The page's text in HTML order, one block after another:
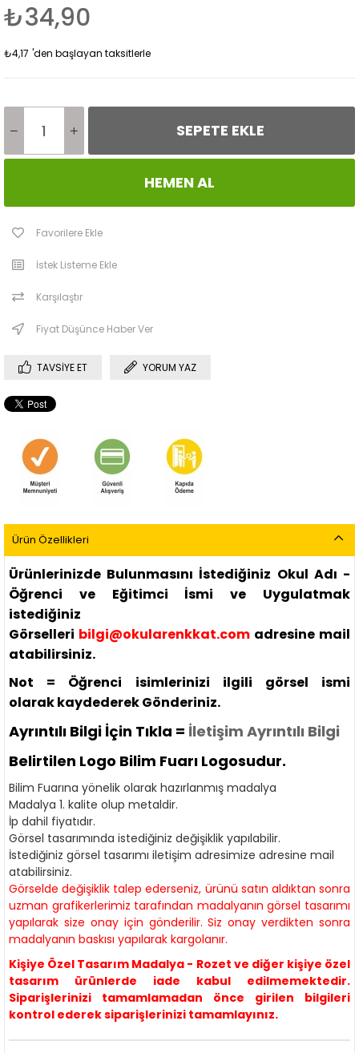
₺34,90
₺4,17 'den başlayan taksitlerle
Favorilere Ekle
İstek Listeme Ekle
Karşılaştır
Fiyat Düşünce Haber Ver
TAVSIYE ET YORUM YAZ
Ürün Özellikleri
Ürünlerinizde Bulunmasını İstediğiniz Okul Adı -
Öğrenci ve Eğitimci İsmi ve Uygulatmak
istediğiniz
Görselleri bilgi@okularenkkat.com adresine mail
atabilirsiniz.
Not = Öğrenci isimlerinizi ilgili görsel ismi
olarakkaydederekGönderiniz.
Ayrıntılı Bilgi İçin Tıkla = İletişim Ayrıntılı Bilgi
Belirtilen Logo Bilim Fuarı Logosudur.
Bilim Fuarına yönelik olarak hazırlanmış madalya
Madalya 1. kalite olup metaldir.
İp dahil fiyatıdır.
Görsel tasarımında istediğiniz değişiklik yapılabilir.
İstediğiniz görsel tasarımı iletişim adresimize adresine mail
atabilirsiniz.
Görselde değişiklik talep ederseniz, ürünü satın aldıktan sonra
uzman grafikerlerimiz tarafından madalyanın görsel tasarımı
yapılarak size onay için gönderilir. Siz onay verdikten sonra
madalyanın baskısı yapılarak kargolanır.
Kişiye Özel Tasarım Madalya - Rozet ve diğer kişiye özel
tasarım ürünlerde iade kabul edilmemektedir.
Siparişlerinizi tamamlamadan önce girilen bilgileri
kontrol ederek siparişlerinizi tamamlayınız.